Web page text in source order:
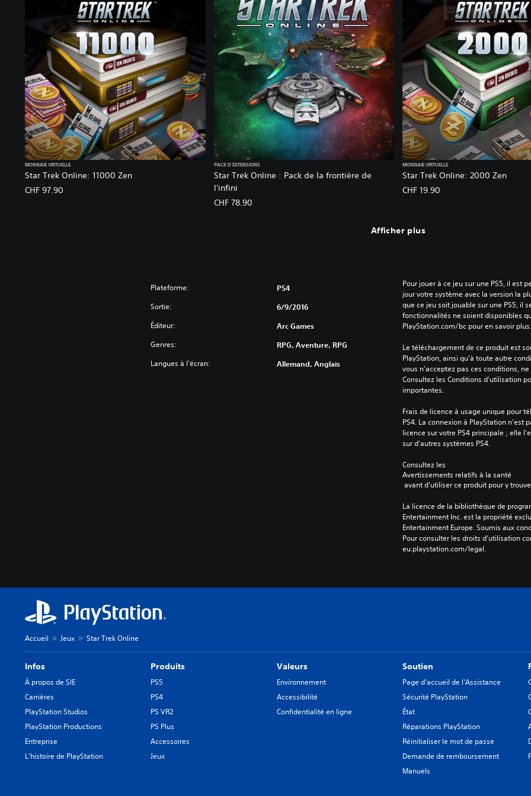
e
Star Trek Online: 11000 Zen
MONNAIE VIRTUELLE
CHF 97.90
Star Trek Online : Pack de la frontière de
l'infini
PACK D'EXTENSIONS
CHF 78.90
Star Trek Online: 2000 Zen
MONNAIE VIRTUELLE
CHF 19.90
Afficher plus
Plateforme: PS4
Sortie: 6/9/2016
Éditeur: Arc Games
Genres: RPG, Aventure, RPG
Langues à l'écran: Allemand, Anglais
Pour jouer à ce jeu sur une PS5, il est
jour votre système avec la version la
que ce jeu soit jouable sur une PS5, il
fonctionnalités ne soient disponibles
PlayStation.com/bc pour en savoir plus.
Le téléchargement de ce produit est
PlayStation, ainsi qu'à toute autre
vous n'acceptez pas ces conditions,
Consultez les Conditions d'utilisation
importantes.
Frais de licence à usage unique pour
PS4. La connexion à PlayStation n'est
licence sur votre PS4 principale ; elle
sur d'autres systèmes PS4.
Consultez les
Avertissements relatifs à la santé
avant d'utiliser ce produit pour y
La licence de la bibliothèque de
Entertainment Inc. est la propriété
Entertainment Europe. Soumis aux
Pour consulter les droits d’utilisation
eu.playstation.com/legal.
Accueil Jeux Star Trek Online
Infos
À propos de SIE
Carrières
PlayStation Studios
PlayStation Productions
Entreprise
L'histoire de PlayStation
Produits
PS5
PS4
PS VR2
PS Plus
Accessoires
Jeux
Valeurs
Environnement
Accessibilité
Confidentialité en ligne
Soutien
Page d'accueil de l'Assistance
Sécurité PlayStation
État
Réparations PlayStation
Réinitialiser le mot de passe
Demande de remboursement
Manuels